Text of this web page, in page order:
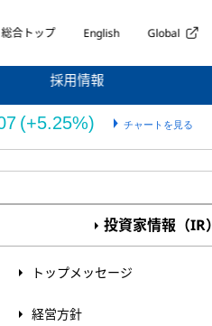
総合トップ English Global
採用情報
投資家情報（IR）
トップメッセージ
経営方針